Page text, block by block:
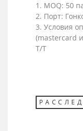
1. MOQ: 50
2. Порт:
3. Условия
(mastercard
T/T